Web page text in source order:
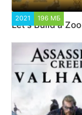
2021 196 МБ
Let's Build a Zoo